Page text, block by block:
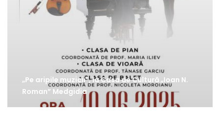
„Pe aripile muzicii”, la Casa de Cultură „Ioan N.
Roman” Medgidia